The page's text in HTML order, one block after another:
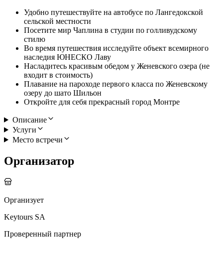
Удобно путешествуйте на автобусе по Лангедокской
сельской местности
Посетите мир Чаплина в студии по голливудскому
стилю
Во время путешествия исследуйте объект всемирного
наследия ЮНЕСКО Лаву
Насладитесь красивым обедом у Женевского озера (не
входит в стоимость)
Плавание на пароходе первого класса по Женевскому
озеру до шато Шильон
Откройте для себя прекрасный город Монтре
Описание
Услуги
Место встречи
Организатор
Организует
Keytours SA
Проверенный партнер